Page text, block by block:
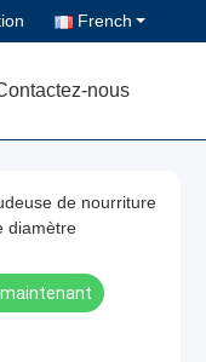
French
nous
de nourriture
diamètre